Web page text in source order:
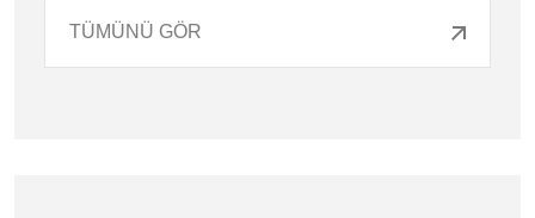
TÜMÜNÜ GÖR